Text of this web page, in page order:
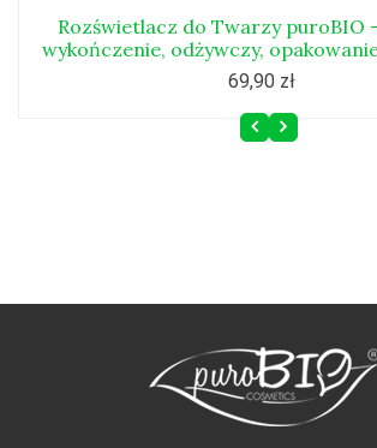
Rozświetlacz do Twarzy puroBIO
wykończenie, odżywczy,
69,90 zł